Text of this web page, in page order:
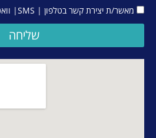
מאשר/ת יצירת קשר בטלפון | SMS| וואטסאפ | מייל.
שליחה